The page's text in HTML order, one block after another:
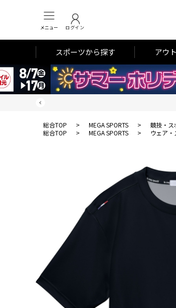
メニュー ログイン
スポーツから探す アウ
総合TOP > MEGA SPORTS > 競技・ス
総合TOP
> MEGA SPORTS > ウェア